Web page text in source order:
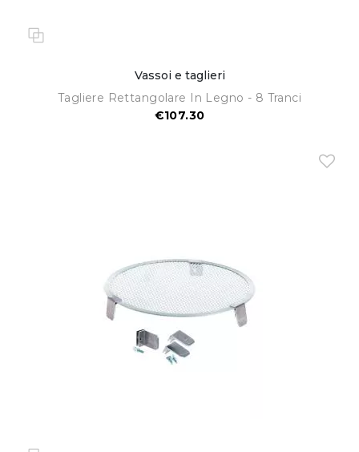
Vassoi e taglieri
Tagliere Rettangolare In Legno - 8 Tranci
€107.30